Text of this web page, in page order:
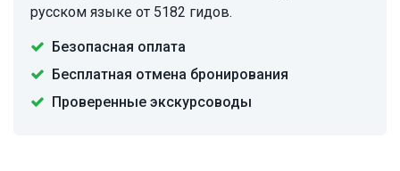
русском языке от 5182 гидов.
Безопасная оплата
Бесплатная отмена бронирования
Проверенные экскурсоводы